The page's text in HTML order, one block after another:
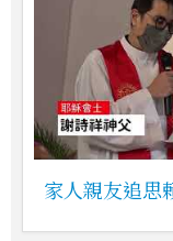
家人親友追思